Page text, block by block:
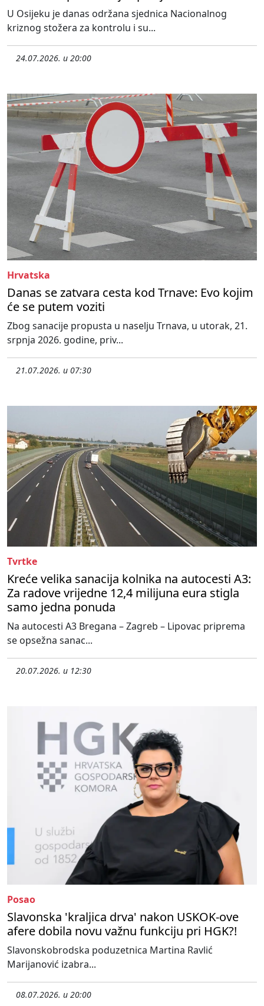
U Osijeku je danas održana sjednica Nacionalnog
kriznog stožera za kontrolu i su...
24.07.2026. u 20:00
Hrvatska
Danas se zatvara cesta kod Trnave: Evo kojim
će se putem voziti
Zbog sanacije propusta u naselju Trnava, u utorak, 21.
srpnja 2026. godine, priv...
21.07.2026. u 07:30
Tvrtke
Kreće velika sanacija kolnika na autocesti A3:
Za radove vrijedne 12,4 milijuna eura stigla
samo jedna ponuda
Na autocesti A3 Bregana – Zagreb – Lipovac priprema
se opsežna sanac...
20.07.2026. u 12:30
Posao
Slavonska 'kraljica drva' nakon USKOK-ove
afere dobila novu važnu funkciju pri HGK?!
Slavonskobrodska poduzetnica Martina Ravlić
Marijanović izabra...
08.07.2026. u 20:00